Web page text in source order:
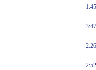
1:45
3:47
2:26
2:52